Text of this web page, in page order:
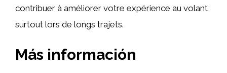
contribuer à améliorer votre expérience au volant,
surtout lors de longs trajets.
Más información